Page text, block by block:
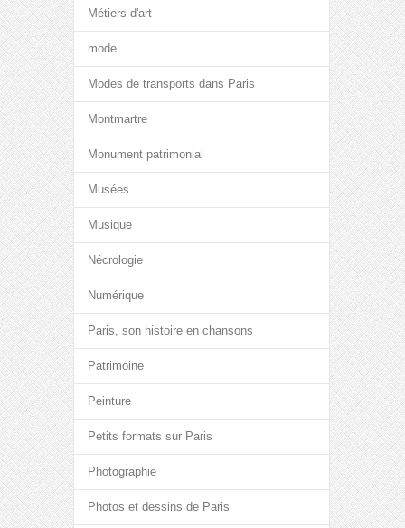
Métiers d'art
mode
Modes de transports dans Paris
Montmartre
Monument patrimonial
Musées
Musique
Nécrologie
Numérique
Paris, son histoire en chansons
Patrimoine
Peinture
Petits formats sur Paris
Photographie
Photos et dessins de Paris